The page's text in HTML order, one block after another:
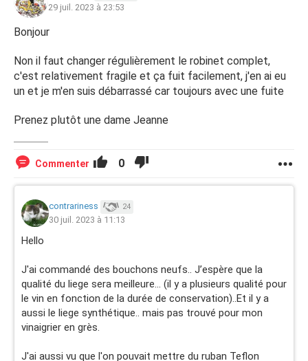
29 juil. 2023 à 23:53
Bonjour
Non il faut changer régulièrement le robinet complet,
c'est relativement fragile et ça fuit facilement, j'en ai eu
un et je m'en suis débarrassé car toujours avec une fuite
Prenez plutôt une dame Jeanne
Commenter 0
contrariness 24
30 juil. 2023 à 11:13
Hello
J'ai commandé des bouchons neufs.. J’espère que la
qualité du liege sera meilleure... (il y a plusieurs qualité pour
le vin en fonction de la durée de conservation)..Et il y a
aussi le liege synthétique.. mais pas trouvé pour mon
vinaigrier en grès.
J'ai aussi vu que l'on pouvait mettre du ruban Teflon